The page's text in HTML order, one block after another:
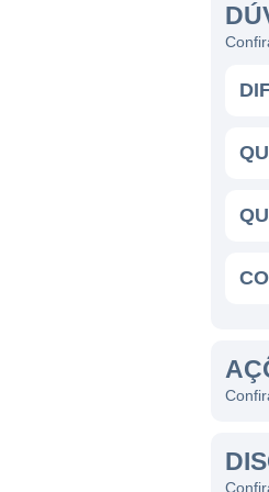
As
de
A